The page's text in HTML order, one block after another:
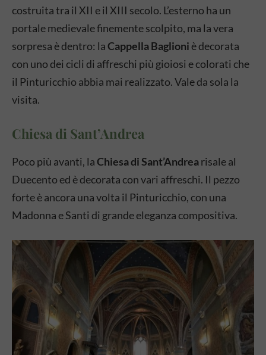
costruita tra il XII e il XIII secolo. L’esterno ha un
portale medievale finemente scolpito, ma la vera
sorpresa è dentro: laCappella Baglioni è decorata
con uno dei cicli di affreschi più gioiosi e colorati che
il Pinturicchio abbia mai realizzato. Vale da sola la
visita.
Chiesa di Sant’Andrea
Poco più avanti, laChiesa di Sant’Andrearisale al
Duecento ed è decorata con vari affreschi. Il pezzo
forte è ancora una volta il Pinturicchio, con una
Madonna e Santi di grande eleganza compositiva.